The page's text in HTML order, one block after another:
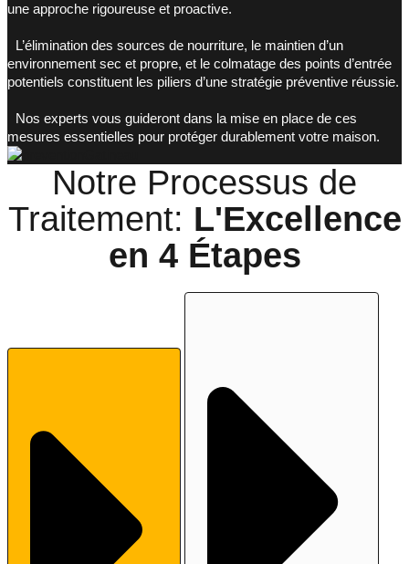
une approche rigoureuse et proactive.
L’élimination des sources de nourriture, le maintien d’un
environnement sec et propre, et le colmatage des points d’entrée
potentiels constituent les piliers d’une stratégie préventive réussie.
Nos experts vous guideront dans la mise en place de ces
mesures essentielles pour protéger durablement votre maison.
Notre Processus de
Traitement: L'Excellence
en 4 Étapes